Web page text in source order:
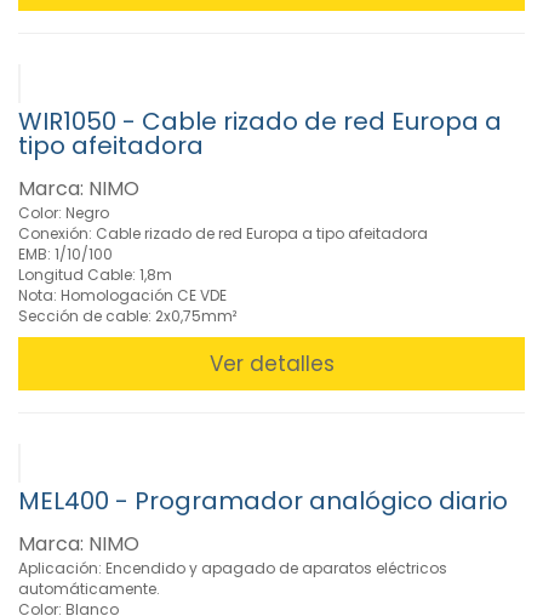
WIR1050 - Cable rizado de red Europa a
tipo afeitadora
Marca: NIMO
Color: Negro
Conexión: Cable rizado de red Europa a tipo afeitadora
EMB: 1/10/100
Longitud Cable: 1,8m
Nota: Homologación CE VDE
Sección de cable: 2x0,75mm²
Ver detalles
MEL400 - Programador analógico diario
Marca: NIMO
Aplicación: Encendido y apagado de aparatos eléctricos
automáticamente.
Color: Blanco